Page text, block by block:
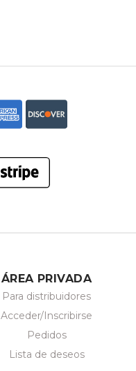
ÁREA PRIVADA
Para distribuidores
Acceder/Inscribirse
Pedidos
Lista de deseos